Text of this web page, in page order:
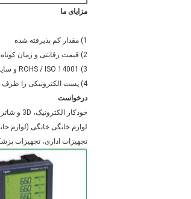
مزایای ما
1) مقدار کم پذیرفته شده
2) قیمت رقابتی و زمان کوتاه و بهترین سرویس
3) ROHS / ISO 14001 و سایر گواهینامه های مرتبط در دسترس هستند
4) پست الکترونیکی را ظرف 24 ساعت پاسخ دهید
درخواست
خودکار الکترونیک، 3D و شاتر، متر و ابزار، مخابرات،
لوازم خانگی خانگی
تجهیزات اداری، تجهیزات